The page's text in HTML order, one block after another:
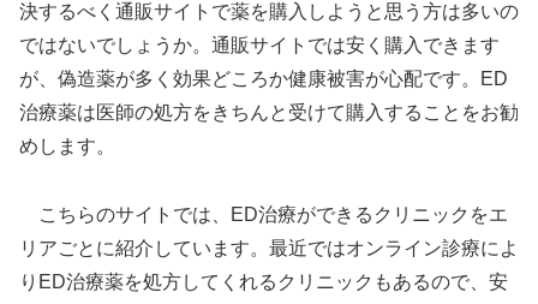
決するべく通販サイトで薬を購入しようと思う方は多いの
ではないでしょうか。通販サイトでは安く購入できます
が、偽造薬が多く効果どころか健康被害が心配です。ED
治療薬は医師の処方をきちんと受けて購入することをお勧
めします。
こちらのサイトでは、ED治療ができるクリニックをエ
リアごとに紹介しています。最近ではオンライン診療によ
りED治療薬を処方してくれるクリニックもあるので、安